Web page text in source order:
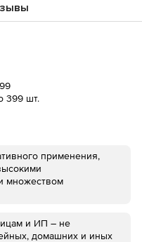
399 шт.
применения,
множеством
и ИП – не
домашних и иных